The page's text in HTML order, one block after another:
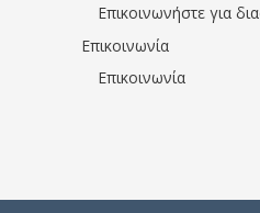
Επικοινωνήστε για
Επικοινωνία
Επικοινωνία